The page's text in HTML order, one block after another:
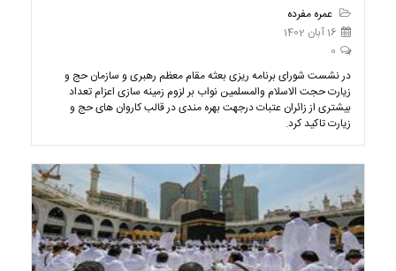
عمره مفرده
16 آبان 1402
0
در نشست شورای برنامه ریزی بعثه مقام معظم رهبری و سازمان حج و
زیارت حجت الاسلام والمسلمین نواب بر لزوم زمینه سازی اعزام تعداد
بیشتری از زائران عتبات درجهت بهره مندی در قالب کاروان های حج و
زیارت تاکید کرد.